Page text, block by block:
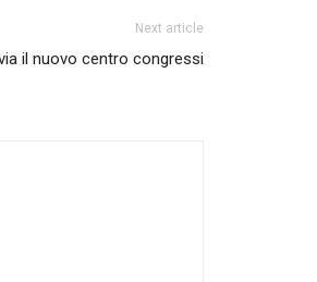
Next article
il nuovo centro congressi